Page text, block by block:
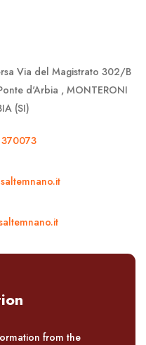
Via del Magistrato 302/B
d'Arbia , MONTERONI
(SI)
from the